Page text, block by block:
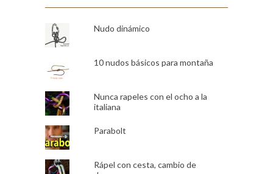
Nudo dinámico
10 nudos básicos para montaña
Nunca rapeles con el ocho a la
italiana
Parabolt
Rápel con cesta, cambio de